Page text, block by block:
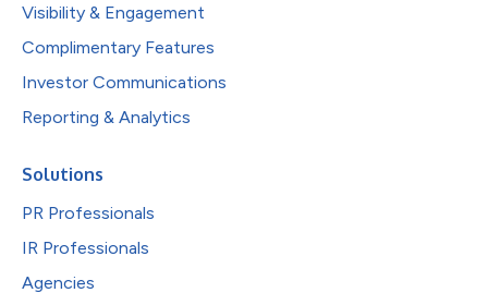
Visibility & Engagement
Complimentary Features
Investor Communications
Reporting & Analytics
Solutions
PR Professionals
IR Professionals
Agencies